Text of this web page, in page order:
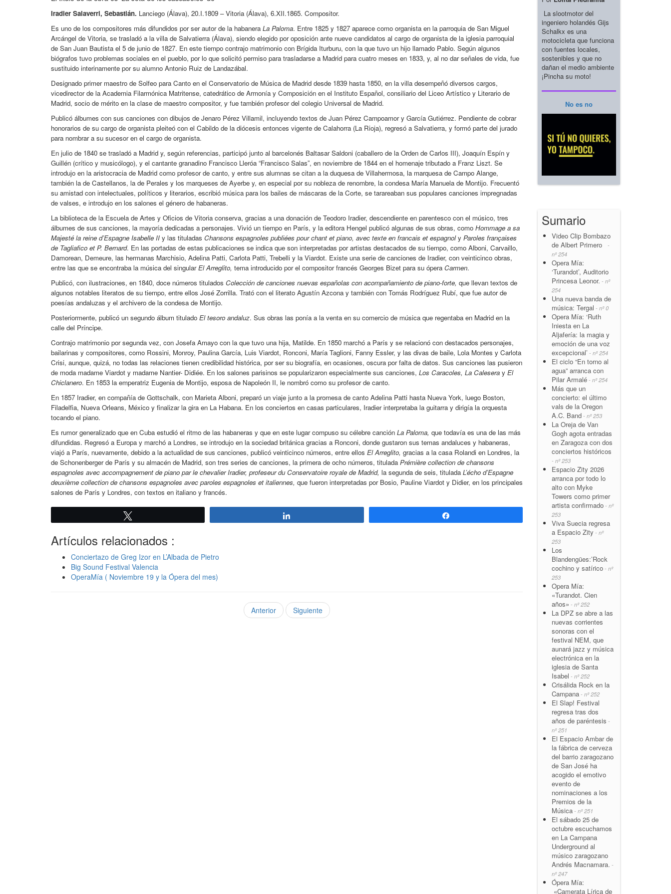
Iradier Salaverri, Sebastián. Lanciego (Álava), 20.I.1809 – Vitoria (Álava), 6.XII.1865. Compositor.
Es uno de los compositores más difundidos por ser autor de la habanera La Paloma. Entre 1825 y 1827 aparece como organista en la parroquia de San Miguel
Arcángel de Vitoria, se trasladó a la villa de Salvatierra (Álava), siendo elegido por oposición ante nueve candidatos al cargo de organista de la iglesia parroquial
de San Juan Bautista el 5 de junio de 1827. En este tiempo contrajo matrimonio con Brígida Iturburu, con la que tuvo un hijo llamado Pablo. Según algunos
biógrafos tuvo problemas sociales en el pueblo, por lo que solicitó permiso para trasladarse a Madrid para cuatro meses en 1833, y, al no dar señales de vida, fue
sustituido interinamente por su alumno Antonio Ruiz de Landazábal.
Designado primer maestro de Solfeo para Canto en el Conservatorio de Música de Madrid desde 1839 hasta 1850, en la villa desempeñó diversos cargos,
vicedirector de la Academia Filarmónica Matritense, catedrático de Armonía y Composición en el Instituto Español, consiliario del Liceo Artístico y Literario de
Madrid, socio de mérito en la clase de maestro compositor, y fue también profesor del colegio Universal de Madrid.
Publicó álbumes con sus canciones con dibujos de Jenaro Pérez Villamil, incluyendo textos de Juan Pérez Campoamor y García Gutiérrez. Pendiente de cobrar
honorarios de su cargo de organista pleiteó con el Cabildo de la diócesis entonces vigente de Calahorra (La Rioja), regresó a Salvatierra, y formó parte del jurado
para nombrar a su sucesor en el cargo de organista.
En julio de 1840 se trasladó a Madrid y, según referencias, participó junto al barcelonés Baltasar Saldoni (caballero de la Orden de Carlos III), Joaquín Espín y
Guillén (crítico y musicólogo), y el cantante granadino Francisco Lleróa “Francisco Salas”, en noviembre de 1844 en el homenaje tributado a Franz Liszt. Se
introdujo en la aristocracia de Madrid como profesor de canto, y entre sus alumnas se citan a la duquesa de Villahermosa, la marquesa de Campo Alange,
también la de Castellanos, la de Perales y los marqueses de Ayerbe y, en especial por su nobleza de renombre, la condesa María Manuela de Montijo. Frecuentó
su amistad con intelectuales, políticos y literarios, escribió música para los bailes de máscaras de la Corte, se tarareaban sus populares canciones impregnadas
de valses, e introdujo en los salones el género de habaneras.
La biblioteca de la Escuela de Artes y Oficios de Vitoria conserva, gracias a una donación de Teodoro Iradier, descendiente en parentesco con el músico, tres
álbumes de sus canciones, la mayoría dedicadas a personajes. Vivió un tiempo en París, y la editora Hengel publicó algunas de sus obras, como Hommage a sa
Majesté la reine d’Espagne Isabelle II y las tituladas Chansons espagnoles publiées pour chant et piano, avec texte en francais et espagnoly Paroles françaises
de Tagliafico et P. Bernard. En las portadas de estas publicaciones se indica que son interpretadas por artistas destacados de su tiempo, como Alboni, Carvaillo,
Damorean, Demeure, las hermanas Marchisio, Adelina Patti, Carlota Patti, Trebelli y la Viardot. Existe una serie de canciones de Iradier, con veinticinco obras,
entre las que se encontraba la música del singularEl Arreglito, tema introducido por el compositor francés Georges Bizet para su ópera Carmen.
Publicó, con ilustraciones, en 1840, doce números titulados Colección de canciones nuevas españolas con acompañamiento de piano-forte, que llevan textos de
algunos notables literatos de su tiempo, entre ellos José Zorrilla. Trató con el literato Agustín Azcona y también con Tomás Rodríguez Rubí, que fue autor de
poesías andaluzas y el archivero de la condesa de Montijo.
Posteriormente, publicó un segundo álbum titulado El tesoro andaluz. Sus obras las ponía a la venta en su comercio de música que regentaba en Madrid en la
calle del Príncipe.
Contrajo matrimonio por segunda vez, con Josefa Amayo con la que tuvo una hija, Matilde. En 1850 marchó a París y se relacionó con destacados personajes,
bailarinas y compositores, como Rossini, Monroy, Paulina García, Luis Viardot, Ronconi, María Taglioni, Fanny Essler, y las divas de baile, Lola Montes y Carlota
Crisi, aunque, quizá, no todas las relaciones tienen credibilidad histórica, por ser su biografía, en ocasiones, oscura por falta de datos. Sus canciones las pusieron
de moda madame Viardot y madame Nantier- Didiée. En los salones parisinos se popularizaron especialmente sus canciones, Los Caracoles, La Calesera y El
Chiclanero. En 1853 la emperatriz Eugenia de Montijo, esposa de Napoleón II, le nombró como su profesor de canto.
En 1857 Iradier, en compañía de Gottschalk, con Marieta Alboni, preparó un viaje junto a la promesa de canto Adelina Patti hasta Nueva York, luego Boston,
Filadelfia, Nueva Orleans, México y finalizar la gira en La Habana. En los conciertos en casas particulares, Iradier interpretaba la guitarra y dirigía la orquesta
tocando el piano.
Es rumor generalizado que en Cuba estudió el ritmo de las habaneras y que en este lugar compuso su célebre canción La Paloma, que todavía es una de las más
difundidas. Regresó a Europa y marchó a Londres, se introdujo en la sociedad británica gracias a Ronconi, donde gustaron sus temas andaluces y habaneras,
viajó a París, nuevamente, debido a la actualidad de sus canciones, publicó veinticinco números, entre ellos El Arreglito, gracias a la casa Rolandi en Londres, la
de Schonenberger de París y su almacén de Madrid, son tres series de canciones, la primera de ocho números, titulada Prémière collection de chansons
espagnoles avec accompagnement de piano par le chevalier Iradier, profeseur du Conservatoire royale de Madrid, la segunda de seis, titulada L’écho d’Espagne
deuxième collection de chansons espagnoles avec paroles espagnoles et italiennes, que fueron interpretadas por Bosio, Pauline Viardot y Didier, en los principales
salones de París y Londres, con textos en italiano y francés.
Artículos relacionados :
Conciertazo de Greg Izor en L’Albada de Pietro
Big Sound Festival Valencia
OperaMía ( Noviembre 19 y la Ópera del mes)
Anterior Siguiente
La slootmotor del
ingeniero holandés Gijs
Schalkx es una
motocicleta que funciona
con fuentes locales,
sostenibles y que no
dañan el medio ambiente
¡Pincha su moto!
No es no
Sumario
Video Clip Bombazo
de Albert Primero
-
nº 254
Opera Mía:
‘Turandot’, Auditorio
Princesa Leonor. - nº
254
Una nueva banda de
música: Tergal - nº 0
Opera Mía: ‘Ruth
Iniesta en La
Aljafería: la magia y
emoción de una voz
excepcional’ - nº 254
El ciclo “En torno al
agua” arranca con
Pilar Armalé - nº 254
Más que un
concierto: el último
vals de la Oregon
A.C. Band - nº 253
La Oreja de Van
Gogh agota entradas
en Zaragoza con dos
conciertos históricos
- nº 253
Espacio Zity 2026
arranca por todo lo
alto con Myke
Towers como primer
artista confirmado - nº
253
Viva Suecia regresa
a Espacio Zity - nº
253
Los
Blandengües:’Rock
cochino y satírico - nº
253
Opera Mía:
«Turandot. Cien
años» - nº 252
La DPZ se abre a las
nuevas corrientes
sonoras con el
festival NEM, que
aunará jazz y música
electrónica en la
iglesia de Santa
Isabel - nº 252
Crisálida Rock en la
Campana - nº 252
El Slap! Festival
regresa tras dos
años de paréntesis -
nº 251
El Espacio Ambar de
la fábrica de cerveza
del barrio zaragozano
de San José ha
acogido el emotivo
evento de
nominaciones a los
Premios de la
Música - nº 251
El sábado 25 de
octubre escuchamos
en La Campana
Underground al
músico zaragozano
Andrés Macnamara. -
nº 247
Ópera Mía:
«Camerata Lírica de